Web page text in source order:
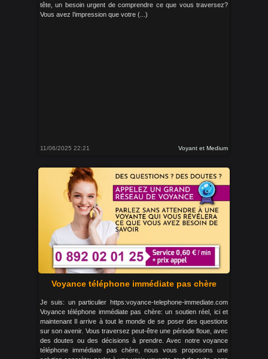
tête, un besoin urgent de comprendre ce que vous traversez?
Vous avez l’impression que votre (...)
11/06/2025 22:21 Voyant et Medium
Voyance téléphone immédiate pas chère
Je suis: un particulier https:voyance-telephone-immediate.com
Voyance téléphone immédiate pas chère: un soutien réel, ici et
maintenant Il arrive à tout le monde de se poser des questions
sur son avenir. Vous traversez peut-être une période floue, avec
des doutes ou des décisions à prendre. Avec notre voyance
téléphone immédiate pas chère, nous vous proposons une